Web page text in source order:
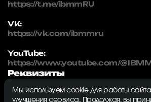
https://t.me/ibmmRU
VK:
https://vk.com/ibmmru
YouTube:
https://www.youtube.com/
Реквизиты
IBMM | technology
Мы используем cookie для работы
улучшения сервиса. Продолжая, вы